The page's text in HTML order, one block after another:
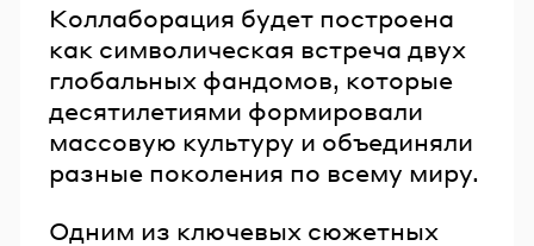
Коллаборация будет построена
как символическая встреча двух
глобальных фандомов, которые
десятилетиями формировали
массовую культуру и объединяли
разные поколения по всему миру.
Одним из ключевых сюжетных